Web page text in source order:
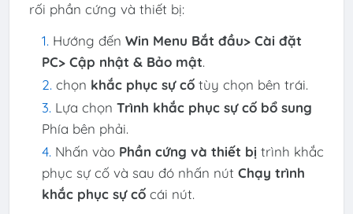
rối phần cứng và thiết bị:
Hướng đến Win Menu Bắt đầu> Cài đặt
PC> Cập nhật & Bảo mật.
chọn khắc phục sự cốtùy chọn bên trái.
Lựa chọn Trình khắc phục sự cố bổ sung
Phía bên phải.
Nhấn vào Phần cứng và thiết bị trình khắc
phục sự cố và sau đó nhấn nút Chạy trình
khắc phục sự cốcái nút.